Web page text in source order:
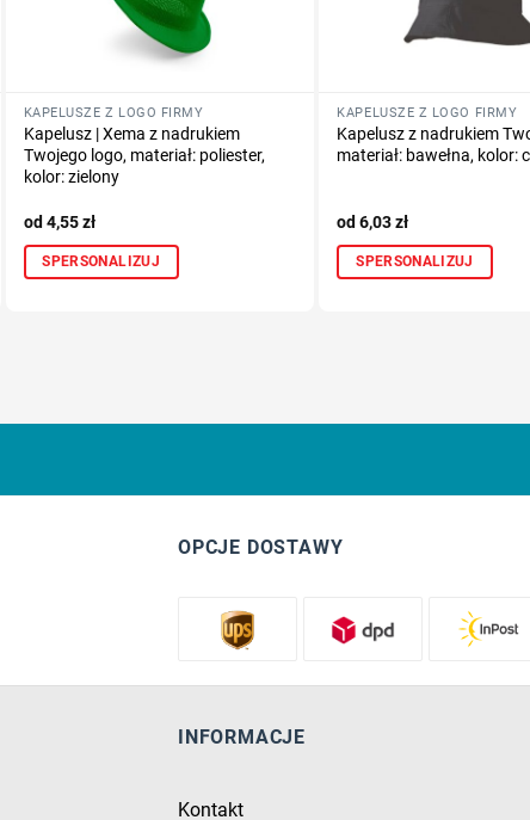
KAPELUSZE Z LOGO FIRMY
Kapelusz | Xema z nadrukiem
Twojego logo, materiał: poliester,
kolor: zielony
4,55zł
SPERSONALIZUJ
KAPELUSZE Z LOGO FIRMY
Kapelusz z nadrukiem
materiał: bawełna, kolor:
6,03zł
SPERSONALIZUJ
OPCJE DOSTAWY
INFORMACJE
Kontakt